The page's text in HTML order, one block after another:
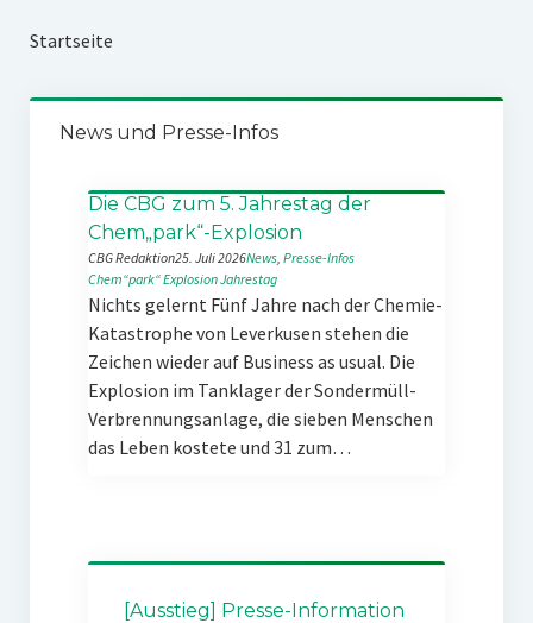
Startseite
News und Presse-Infos
Die CBG zum 5. Jahrestag der
Chem„park“-Explosion
CBG Redaktion25. Juli 2026News, Presse-Infos
Chem“park“ExplosionJahrestag
Nichts gelernt Fünf Jahre nach der Chemie-
Katastrophe von Leverkusen stehen die
Zeichen wieder auf Business as usual. Die
Explosion im Tanklager der Sondermüll-
Verbrennungsanlage, die sieben Menschen
das Leben kostete und 31 zum…
[Ausstieg] Presse-Information